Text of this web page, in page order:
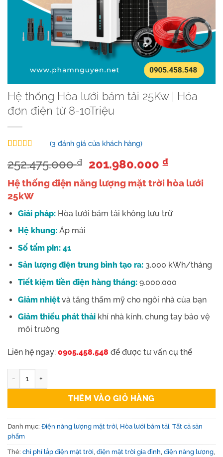
Hệ thống Hòa lưới bám tải 25Kw | Hóa
đơn điện từ 8-10Triệu
dựa trên
đánh giá
(3 đánh giá của khách hàng)
252.475.000₫
Giá
gốc
là:
201.980.000₫Giá
hiện
tại
Hệ thống điện năng lượng mặt trời hòa lưới
25kW
Giải pháp: Hòa lưới bám tải không lưu trữ
Hệ khung: Áp mái
Số tấm pin: 41
Sản lượng điện trung bình tạo ra:3.000 kWh/tháng
Tiết kiệm tiền điện hàng tháng: 9.000.000
Giảm nhiệt và tăng thẩm mỹ cho ngôi nhà của bạn
Giảm thiểu phát thảikhí nhà kính, chung tay bảo vệ
môi trường
Liên hệ ngay: 0905.458.548 để được tư vấn cụ thể
THÊM VÀO GIỎ HÀNG
Danh mục: Điện năng lượng mặt trời Hòa lưới bám tải Tất cả sản
phẩm
Thẻ: chi phí lắp điện mặt trời điện mặt trời gia đình điện năng lượng